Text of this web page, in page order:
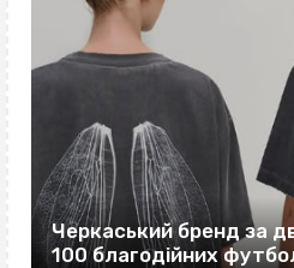
Черкаський бренд за
100 благодійних